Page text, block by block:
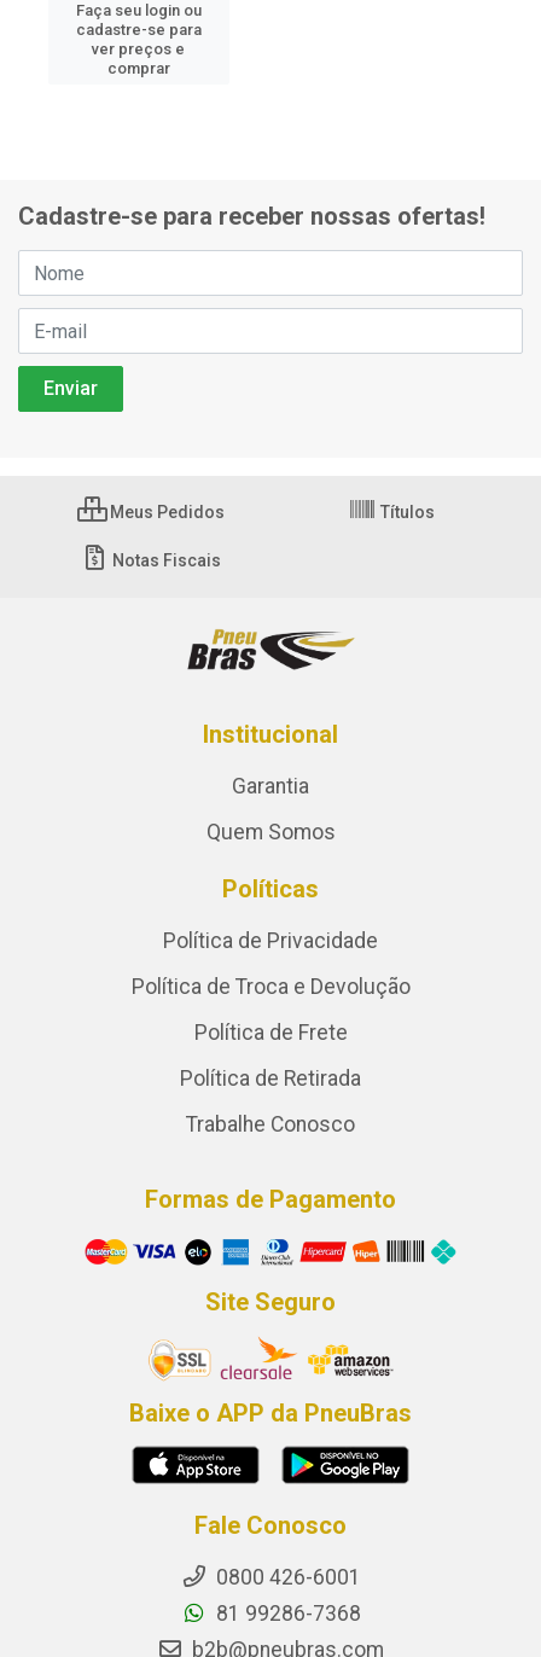
Faça seu login ou
cadastre-se para
ver preços e
comprar
Cadastre-se para receber nossas ofertas!
Meus Pedidos Títulos
Notas Fiscais
Institucional
Garantia
Quem Somos
Políticas
Política de Privacidade
Política de Troca e Devolução
Política de Frete
Política de Retirada
Trabalhe Conosco
Formas de Pagamento
Site Seguro
Baixe o APP da PneuBras
Fale Conosco
0800 426-6001
81 99286-7368
b2b@pneubras.com